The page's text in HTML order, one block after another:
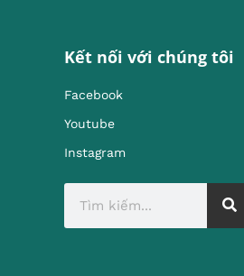
Kết nối với chúng tôi
Facebook
Youtube
Instagram